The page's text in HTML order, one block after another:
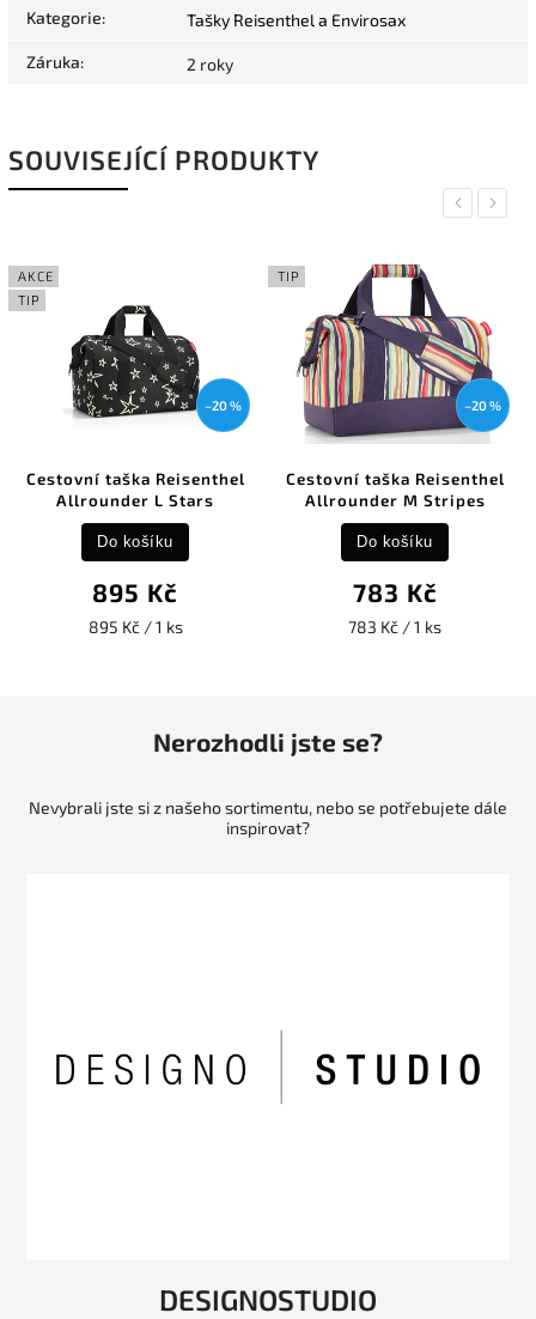
Kategorie: Tašky Reisenthel a Envirosax
Záruka: 2 roky
SOUVISEJÍCÍ PRODUKTY
Previous
AKCE
TIP
–20 %
Cestovní taška Reisenthel
Allrounder L Stars
895 Kč
895 Kč / 1 ks
Do košíku
TIP
–20 %
Cestovní taška Reisenthel
Allrounder M Stripes
783 Kč
783 Kč / 1 ks
Do košíku
Next
Nerozhodli jste se?
Nevybrali jste si z našeho sortimentu, nebo se potřebujete dále
inspirovat?
DESIGNOSTUDIO